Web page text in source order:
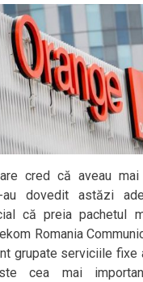
cred că aveau
dovedit astăzi
că preia pachetul
Romania
grupate serviciile fixe
cea mai